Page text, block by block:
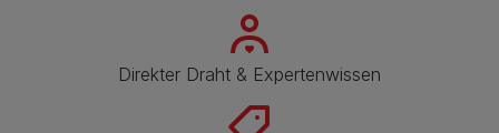
Direkter Draht & Expertenwissen